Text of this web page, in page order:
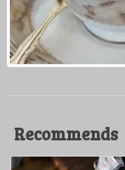
Recommends